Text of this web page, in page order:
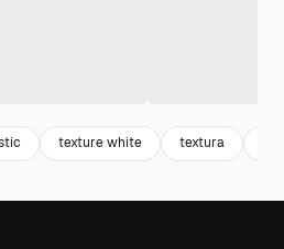
texture white textura